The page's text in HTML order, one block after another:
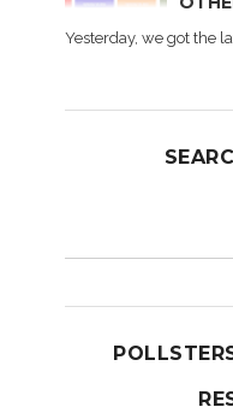
Yesterday, we got the